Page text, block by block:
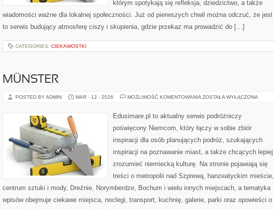
którym spotykają się refleksja, dziedzictwo, a także
wiadomości ważne dla lokalnej społeczności. Już od pierwszych chwil można odczuć, że jest
to serwis budujący atmosferę ciszy i skupienia, gdzie przekaz ma prowadzić do […]
CATEGORIES: CIEKAWOSTKI
MÜNSTER
POSTED BY ADMIN MAR - 12 - 2026 MOŻLIWOŚĆ KOMENTOWANIA MÜNSTER
ZOSTAŁA WYŁĄCZONA
Edusimare.pl to aktualny serwis podróżniczy
poświęcony Niemcom, który łączy w sobie zbiór
inspiracji dla osób planujących podróż, szukających
inspiracji na poznawanie miast, a także chcących lepiej
zrozumieć niemiecką kulturę. Na stronie pojawiają się
treści o metropolii nad Szprewą, hanzeatyckim mieście,
centrum sztuki i mody, Dreźnie, Norymberdze, Bochum i wielu innych miejscach, a tematyka
wpisów obejmuje ciekawe miejsca, noclegi, transport, kuchnię, galerie, parki oraz opowieści o